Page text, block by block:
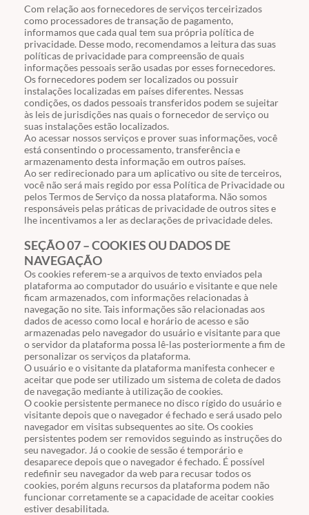
Com relação aos fornecedores de serviços terceirizados
como processadores de transação de pagamento,
informamos que cada qual tem sua própria política de
privacidade. Desse modo, recomendamos a leitura das suas
políticas de privacidade para compreensão de quais
informações pessoais serão usadas por esses fornecedores.
Os fornecedores podem ser localizados ou possuir
instalações localizadas em países diferentes. Nessas
condições, os dados pessoais transferidos podem se sujeitar
às leis de jurisdições nas quais o fornecedor de serviço ou
suas instalações estão localizados.
Ao acessar nossos serviços e prover suas informações, você
está consentindo o processamento, transferência e
armazenamento desta informação em outros países.
Ao ser redirecionado para um aplicativo ou site de terceiros,
você não será mais regido por essa Política de Privacidade ou
pelos Termos de Serviço da nossa plataforma. Não somos
responsáveis pelas práticas de privacidade de outros sites e
lhe incentivamos a ler as declarações de privacidade deles.
SEÇÃO 07 – COOKIES OU DADOS DE
NAVEGAÇÃO
Os cookies referem-se a arquivos de texto enviados pela
plataforma ao computador do usuário e visitante e que nele
ficam armazenados, com informações relacionadas à
navegação no site. Tais informações são relacionadas aos
dados de acesso como local e horário de acesso e são
armazenadas pelo navegador do usuário e visitante para que
o servidor da plataforma possa lê-las posteriormente a fim de
personalizar os serviços da plataforma.
O usuário e o visitante da plataforma manifesta conhecer e
aceitar que pode ser utilizado um sistema de coleta de dados
de navegação mediante à utilização de cookies.
O cookie persistente permanece no disco rígido do usuário e
visitante depois que o navegador é fechado e será usado pelo
navegador em visitas subsequentes ao site. Os cookies
persistentes podem ser removidos seguindo as instruções do
seu navegador. Já o cookie de sessão é temporário e
desaparece depois que o navegador é fechado. É possível
redefinir seu navegador da web para recusar todos os
cookies, porém alguns recursos da plataforma podem não
funcionar corretamente se a capacidade de aceitar cookies
estiver desabilitada.